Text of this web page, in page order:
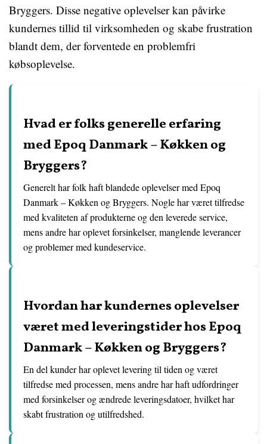
Bryggers. Disse negative oplevelser kan påvirke
kundernes tillid til virksomheden og skabe frustration
blandt dem, der forventede en problemfri
købsoplevelse.
Hvad er folks generelle erfaring
med Epoq Danmark – Køkken og
Bryggers?
Generelt har folk haft blandede oplevelser med Epoq
Danmark – Køkken og Bryggers. Nogle har været tilfredse
med kvaliteten af produkterne og den leverede service,
mens andre har oplevet forsinkelser, manglende leverancer
og problemer med kundeservice.
Hvordan har kundernes oplevelser
været med leveringstider hos Epoq
Danmark – Køkken og Bryggers?
En del kunder har oplevet levering til tiden og været
tilfredse med processen, mens andre har haft udfordringer
med forsinkelser og ændrede leveringsdatoer, hvilket har
skabt frustration og utilfredshed.